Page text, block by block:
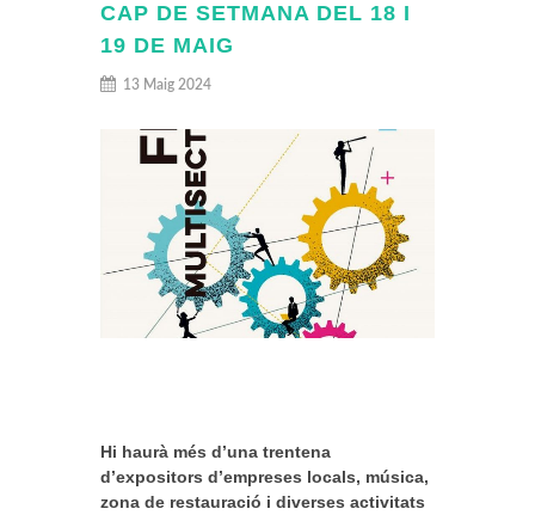
CAP DE SETMANA DEL 18 I
19 DE MAIG
13 Maig 2024
Hi haurà més d’una trentena
d’expositors d’empreses locals, música,
zona de restauració i diverses activitats